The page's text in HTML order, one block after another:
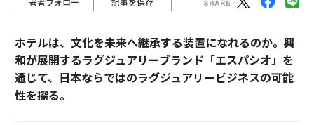
ホテルは、文化を未来へ継承する装置になれるのか。興
和が展開するラグジュアリーブランド「エスパシオ」を
通じて、日本ならではのラグジュアリービジネスの可能
性を探る。